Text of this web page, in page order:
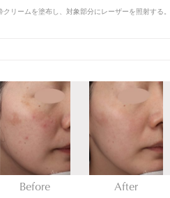
クリームを塗布し、対象部分にレーザーを照射する。
Before After